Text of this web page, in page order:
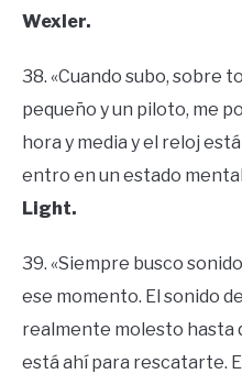
Wexler.
38. «Cuando subo, sobre
pequeño y un piloto, me
hora y media y el reloj
entro en un estado
Light.
39. «Siempre busco
ese momento. El sonido
realmente molesto hasta
está ahí para rescatarte.